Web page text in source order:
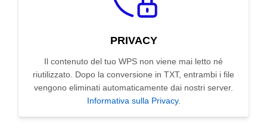
PRIVACY
Il contenuto del tuo WPS non viene mai letto né
riutilizzato. Dopo la conversione in TXT, entrambi i file
vengono eliminati automaticamente dai nostri server.
Informativa sulla Privacy.